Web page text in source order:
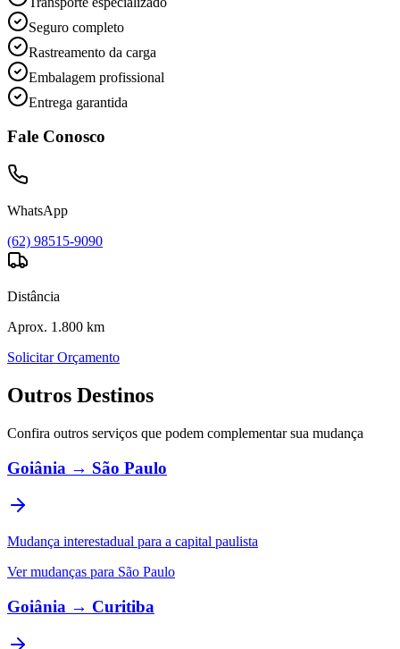
Seguro completo
Rastreamento da carga
Embalagem profissional
Entrega garantida
Fale Conosco
WhatsApp
(62) 98515-9090
Distância
Aprox. 1.800 km
Solicitar Orçamento
Outros Destinos
Confira outros serviços que podem complementar sua mudança
Goiânia → São Paulo
Mudança interestadual para a capital paulista
Ver mudanças para São Paulo
Goiânia → Curitiba